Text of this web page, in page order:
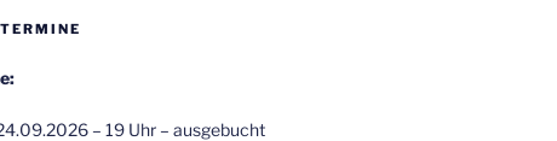
– 19 Uhr – ausgebucht